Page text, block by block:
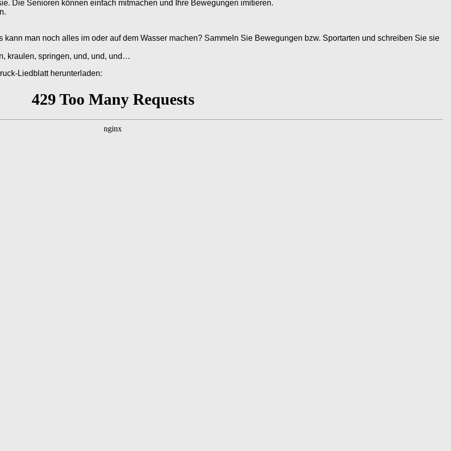
Die Senioren können einfach mitmachen und Ihre Bewegungen imitieren.
kann man noch alles im oder auf dem Wasser machen? Sammeln Sie Bewegungen bzw. Sportarten und schreiben Sie sie
kraulen, springen, und, und, und…
Liedblatt herunterladen: